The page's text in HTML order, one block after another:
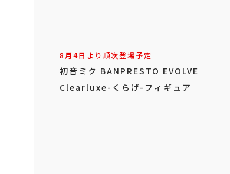
8月4日より順次登場予定
初音ミク BANPRESTO EVOLVE
Clearluxe-くらげ-フィギュア